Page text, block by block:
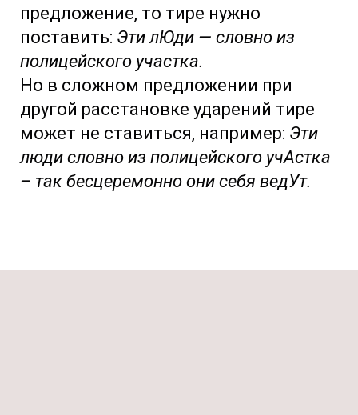
предложение, то тире нужно
поставить: Эти лЮди — словно из
полицейского участка.
Но в сложном предложении при
другой расстановке ударений тире
может не ставиться, например: Эти
люди словно из полицейского учАстка
– так бесцеремонно они себя ведУт.